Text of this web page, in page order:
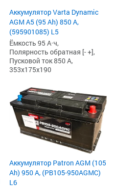
Аккумулятор Varta Dynamic
AGM A5 (95 Ah) 850 А,
(595901085) L5
Ёмкость 95 А·ч,
Полярность обратная [- +],
Пусковой ток 850 А,
353x175x190
Аккумулятор Patron AGM (105
Ah) 950 А, (PB105-950AGMC)
L6